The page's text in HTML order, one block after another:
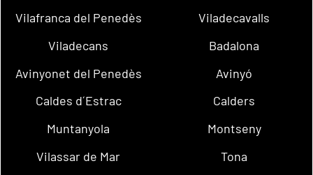
Vilafranca del Penedès
Viladecavalls
Viladecans
Badalona
Avinyonet del Penedès
Avinyó
Caldes d´Estrac
Calders
Muntanyola
Montseny
Vilassar de Mar
Tona